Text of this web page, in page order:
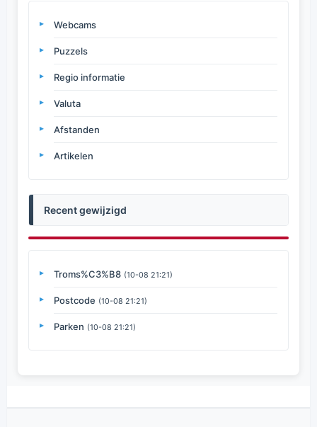
Webcams
Puzzels
Regio informatie
Valuta
Afstanden
Artikelen
Recent gewijzigd
Troms%C3%B8 (10-08 21:21)
Postcode (10-08 21:21)
Parken (10-08 21:21)